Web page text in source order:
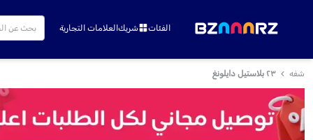
الفئات شريكالعلامات التجارية
شفه ٢٣ بلاستيل دايلونغ